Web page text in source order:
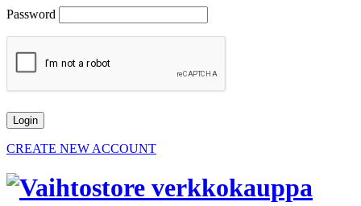
Password
CREATE NEW ACCOUNT